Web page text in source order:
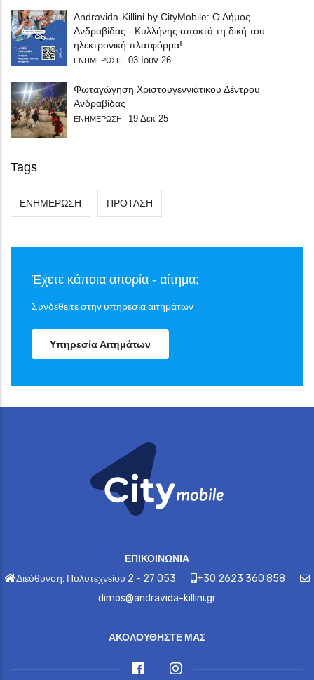
Andravida-Killini by CityMobile: Ο Δήμος
Ανδραβίδας - Κυλλήνης αποκτά τη δική του
ηλεκτρονική πλατφόρμα!
ΕΝΗΜΕΡΩΣΗ 03 Ιουν 26
Φωταγώγηση Χριστουγεννιάτικου Δέντρου
Ανδραβίδας
ΕΝΗΜΕΡΩΣΗ 19 Δεκ 25
Tags
ΕΝΗΜΕΡΩΣΗ ΠΡΟΤΑΣΗ
Έχετε κάποια απορία - αίτημα;
Συνδεθείτε στην υπηρεσία αιτημάτων
Υπηρεσία Αιτημάτων
ΕΠΙΚΟΙΝΩΝΙΑ
Διεύθυνση: Πολυτεχνείου 2 - 27 053
+30 2623 360 858
dimos@andravida-killini.gr
ΑΚΟΛΟΥΘΗΣΤΕ ΜΑΣ